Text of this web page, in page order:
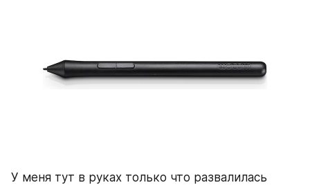
У меня тут в руках только что развалилась